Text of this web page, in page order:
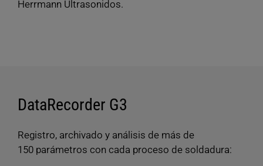
Herrmann Ultrasonidos.
DataRecorder G3
Registro, archivado y análisis de más de
150 parámetros con cada proceso de soldadura: